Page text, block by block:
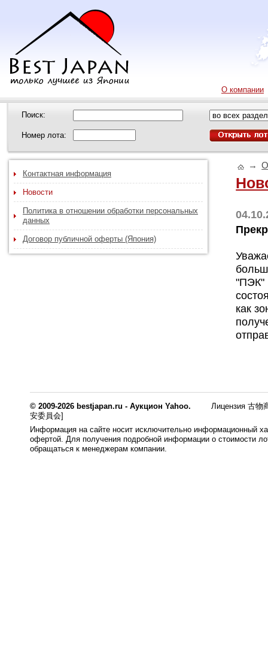
О компании
Поиск:
Номер лота:
Контактная информация
Новости
Политика в отношении обработки персональных
данных
Договор публичной оферты (Япония)
→
"ПЭК"
как
© 2009-2026 bestjapan.ru - Аукцион Yahoo.
Лицензия 古物
安委員会]
Информация на сайте носит исключительно информационный
офертой. Для получения подробной информации о стоимости
обращаться к менеджерам компании.